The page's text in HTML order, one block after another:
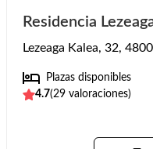
Residencia
Lezeaga Kalea, 32,
Plazas disponibles
4.7(29 valoraciones)